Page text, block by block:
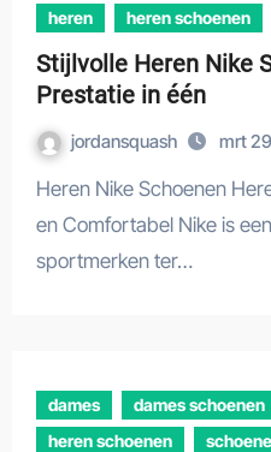
heren heren schoenen
Stijlvolle Heren Nike
Prestatie in één
jordansquash mrt
Heren Nike Schoenen Heren Nike Schoenen: Stijlvol
en Comfortabel Nike is
sportmerken ter…
dames dames schoenen
heren schoenen